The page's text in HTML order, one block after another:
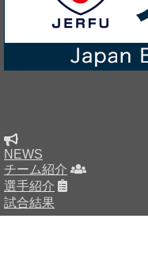
NEWS
チーム紹介
選手紹介
試合結果